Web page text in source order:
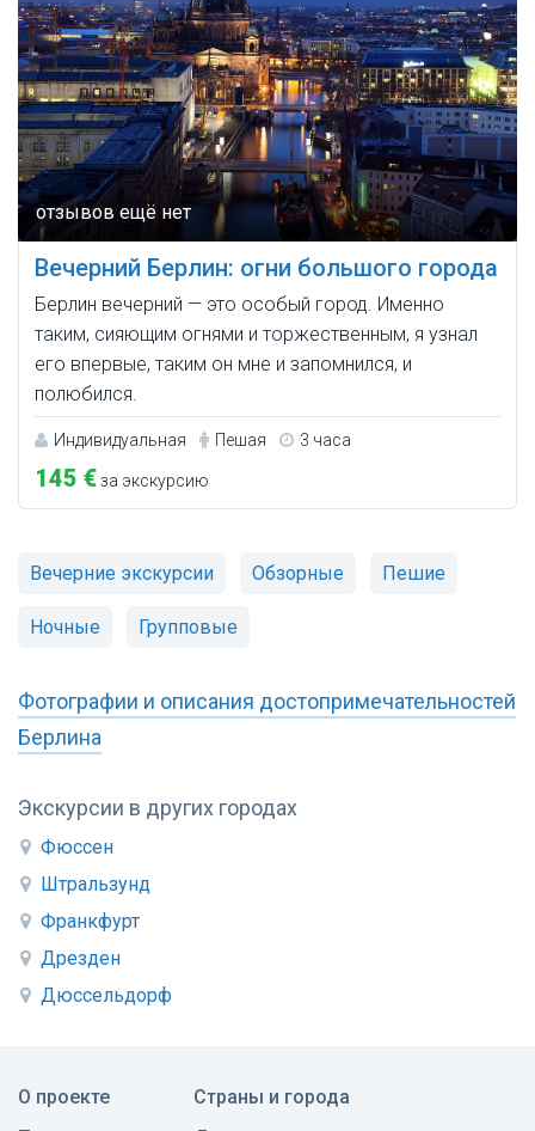
Экскурсии в других городах
Фюссен
Штральзунд
Франкфурт
Дрезден
Дюссельдорф
Вечерний Берлин: огни большого города
Берлин вечерний — это особый город. Именно
таким, сияющим огнями и торжественным, я узнал
его впервые, таким он мне и запомнился, и
полюбился.
Индивидуальная Пешая 3 часа
145 €за экскурсию
Вечерние экскурсии Обзорные Пешие
Ночные Групповые
Фотографии и описания достопримечательностей
Берлина
О проекте
Страны и города